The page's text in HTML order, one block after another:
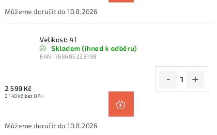
10.8.2026
Velikost: 41
Skladem (ihned k odběru)
EAN: 768686223198
2 599 Kč
2 148 Kč bez DPH
10.8.2026